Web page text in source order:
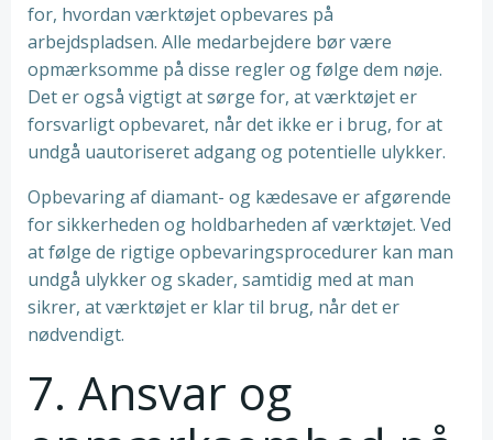
for, hvordan værktøjet opbevares på
arbejdspladsen. Alle medarbejdere bør være
opmærksomme på disse regler og følge dem nøje.
Det er også vigtigt at sørge for, at værktøjet er
forsvarligt opbevaret, når det ikke er i brug, for at
undgå uautoriseret adgang og potentielle ulykker.
Opbevaring af diamant- og kædesave er afgørende
for sikkerheden og holdbarheden af værktøjet. Ved
at følge de rigtige opbevaringsprocedurer kan man
undgå ulykker og skader, samtidig med at man
sikrer, at værktøjet er klar til brug, når det er
nødvendigt.
7. Ansvar og